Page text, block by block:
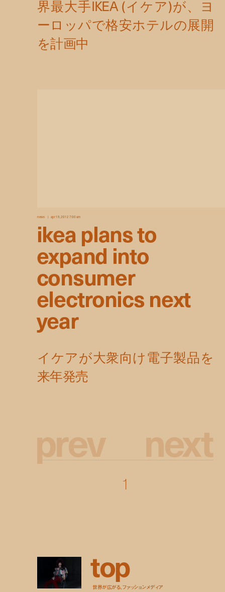
news apr 19, 2012 7:00 am
ikea plans to
expand into
consumer
electronics next
year
prev next
1
top
世界が広がる、ファッションメディア